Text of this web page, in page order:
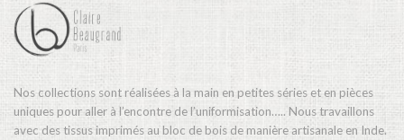
Mode
Echarpes / Pareos
Blouses et jupes
Nos collections sont réalisées à la main en petites séries et en pièces
uniques pour aller à l’encontre de l’uniformisation….. Nous travaillons
avec des tissus imprimés au bloc de bois de manière artisanale en Inde.